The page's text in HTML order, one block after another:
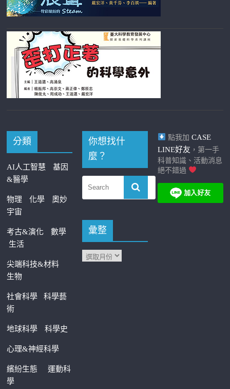
分類
AI人工智慧
基因
&醫學
物理 化學
奧妙
宇宙
考古&演化
數學
生活
尖端科技&材料
生物
社會科學科學藝
術
地球科學 科學史
心理&神經科學
繽紛生態運動科
學
你想找什
麼？
彙整
點我加 CASE
LINE好友 ，第一手
科普知識、活動消息
絕不錯過